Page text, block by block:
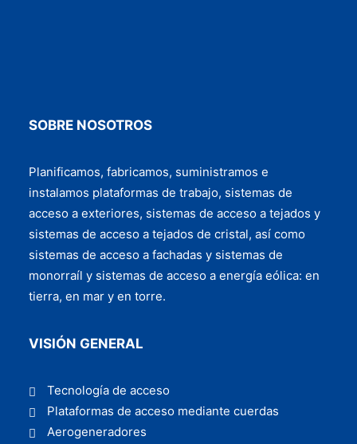
SOBRE NOSOTROS
Planificamos, fabricamos, suministramos e
instalamos plataformas de trabajo, sistemas de
acceso a exteriores, sistemas de acceso a tejados y
sistemas de acceso a tejados de cristal, así como
sistemas de acceso a fachadas y sistemas de
monorraíl y sistemas de acceso a energía eólica: en
tierra, en mar y en torre.
VISIÓN GENERAL
Tecnología de acceso
Plataformas de acceso mediante cuerdas
Aerogeneradores